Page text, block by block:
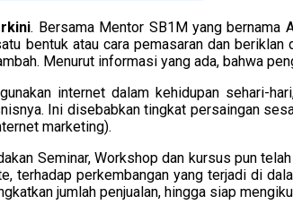
. Bersama Mentor SB1M yang bernama
bentuk atau cara pemasaran dan
Menurut informasi yang ada, bahwa
internet dalam kehidupan sehari-
Ini disebabkan tingkat persaingan
marketing).
Seminar, Workshop dan kursus pun
terhadap perkembangan yang terjadi di
jumlah penjualan, hingga siap